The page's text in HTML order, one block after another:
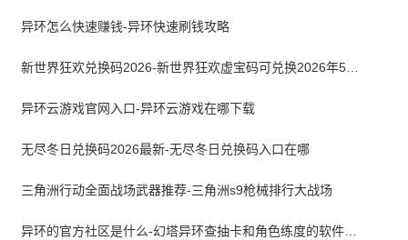
异环怎么快速赚钱-异环快速刷钱攻略
新世界狂欢兑换码2026-新世界狂欢虚宝码可兑换2026年5月最新
异环云游戏官网入口-异环云游戏在哪下载
无尽冬日兑换码2026最新-无尽冬日兑换码入口在哪
三角洲行动全面战场武器推荐-三角洲s9枪械排行大战场
异环的官方社区是什么-幻塔异环查抽卡和角色练度的软件叫什么